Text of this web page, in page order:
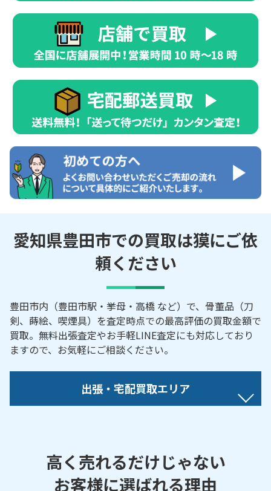
愛知県豊田市での買取は獏にご依
頼ください
豊田市内（豊田市駅・挙母・高橋 など）で、骨董品（刀
剣、蒔絵、喫煙具）を査定時点での最高評価の買取金額で
買取。無料出張査定やお手軽LINE査定にも対応しており
ますので、お気軽にご相談ください。
出張・宅配買取エリア
／朝日町／旭八幡町／安実京町／明賀町／明川町／
足助白山町／足助町／阿蔵町／綾渡町／荒井町／蘭
高く売れるだけじゃない
お客様に選ばれる理由